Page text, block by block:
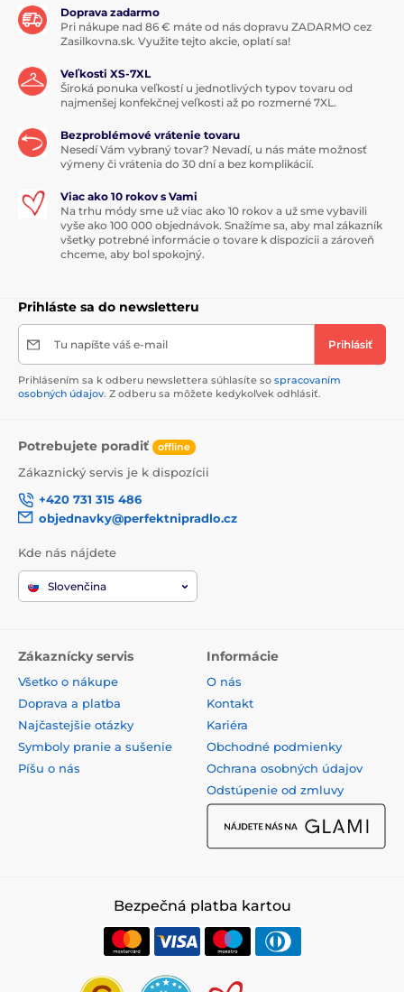
Doprava zadarmo
Pri nákupe nad 86 € máte od nás dopravu ZADARMO cez
Zasilkovna.sk. Využite tejto akcie, oplatí sa!
Veľkosti XS-7XL
Široká ponuka veľkostí u jednotlivých typov tovaru od
najmenšej konfekčnej veľkosti až po rozmerné 7XL.
Bezproblémové vrátenie tovaru
Nesedí Vám vybraný tovar? Nevadí, u nás máte možnosť
výmeny či vrátenia do 30 dní a bez komplikácií.
Viac ako 10 rokov s Vami
Na trhu módy sme už viac ako 10 rokov a už sme vybavili
vyše ako 100 000 objednávok. Snažíme sa, aby mal zákazník
všetky potrebné informácie o tovare k dispozícii a zároveň
chceme, aby bol spokojný.
Prihláste sa do newsletteru
Tu napíšte váš e-mail Prihlásiť
Prihlásením sa k odberu newslettera súhlasíte so spracovaním
osobných údajov. Z odberu sa môžete kedykoľvek odhlásiť.
Potrebujete poradiť offline
Zákaznický servis je k dispozícii
+420 731 315 486
objednavky@perfektnipradlo.cz
Kde nás nájdete
Slovenčina
Zákaznícky servis
Všetko o nákupe
Doprava a platba
Najčastejšie otázky
Symboly pranie a sušenie
Píšu o nás
Informácie
O nás
Kontakt
Kariéra
Obchodné podmienky
Ochrana osobných údajov
Odstúpenie od zmluvy
Bezpečná platba kartou